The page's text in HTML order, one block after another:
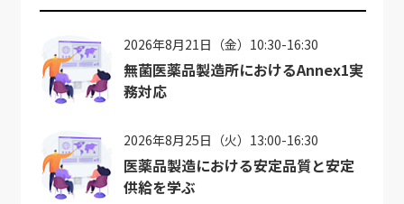
2026年8月21日（金）10:30-16:30
無菌医薬品製造所におけるAnnex1実
務対応
2026年8月25日（火）13:00-16:30
医薬品製造における安定品質と安定
供給を学ぶ